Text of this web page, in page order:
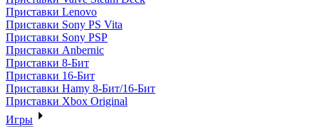
Приставки Lenovo
Приставки Sony PS Vita
Приставки Sony PSP
Приставки Anbernic
Приставки 8-Бит
Приставки 16-Бит
Приставки Hamy 8-Бит/16-Бит
Приставки Xbox Original
Игры